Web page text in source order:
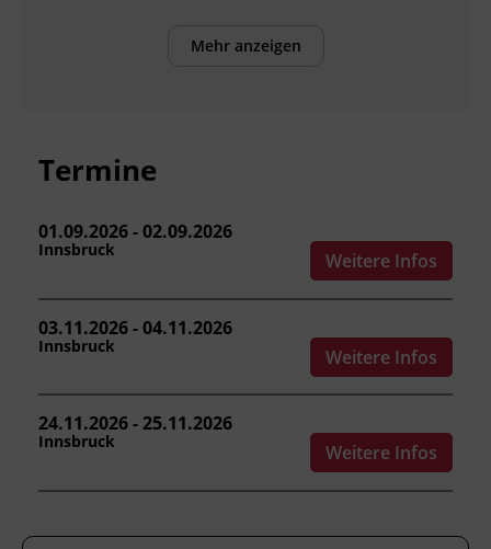
Skibindungen erklären.
Bindungssysteme vergleichen.
Skibindungen fachgerecht montieren
B. ISO 11088) sowie Dokumentations-
und Haftungspflichten berücksichtigen.
das Bindungseinstellprüfgerät bedienen
und Auslösewerte kontrollieren.
Kund_innen im Verkaufs- und
Serviceprozess beraten und die
individuellen Skidaten aufnehmen.
Mehr anzeigen
Termine
01.09.2026 - 02.09.2026
Innsbruck Weitere Infos
03.11.2026 - 04.11.2026
Innsbruck Weitere Infos
24.11.2026 - 25.11.2026
Innsbruck Weitere Infos